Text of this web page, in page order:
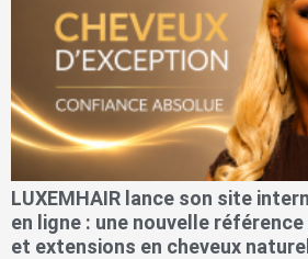
LUXEMHAIR lance son site
en ligne : une nouvelle
et extensions en cheveux